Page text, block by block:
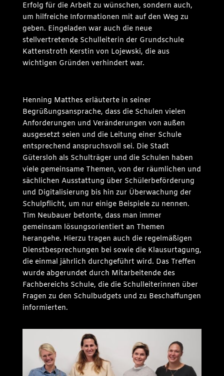
Erfolg für die Arbeit zu wünschen, sondern auch,
um hilfreiche Informationen mit auf den Weg zu
geben. Eingeladen war auch die neue
stellvertretende Schulleiterin der Grundschule
Kattenstroth Kerstin von Lojewski, die aus
wichtigen Gründen verhindert war.
Henning Matthes erläuterte in seiner
Begrüßungsansprache, dass die Schulen vielen
Anforderungen und Veränderungen von außen
ausgesetzt seien und die Leitung einer Schule
entsprechend anspruchsvoll sei. Die Stadt
Gütersloh als Schulträger und die Schulen haben
viele gemeinsame Themen, von der räumlichen und
sächlichen Ausstattung über Schülerbeförderung
und Digitalisierung bis hin zur Überwachung der
Schulpflicht, um nur einige Beispiele zu nennen.
Tim Neubauer betonte, dass man immer
gemeinsam lösungsorientiert an Themen
herangehe. Hierzu tragen auch die regelmäßigen
Dienstbesprechungen bei sowie die Klausurtagung,
die einmal jährlich durchgeführt wird. Das Treffen
wurde abgerundet durch Mitarbeitende des
Fachbereichs Schule, die die Schulleiterinnen über
Fragen zu den Schulbudgets und zu Beschaffungen
informierten.